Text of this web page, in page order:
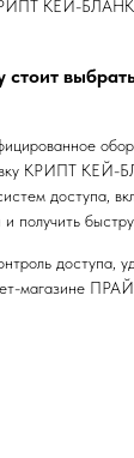
КЕЙ-БЛАНК
стоит
КРИПТ КЕЙ-
доступа,
доступа,